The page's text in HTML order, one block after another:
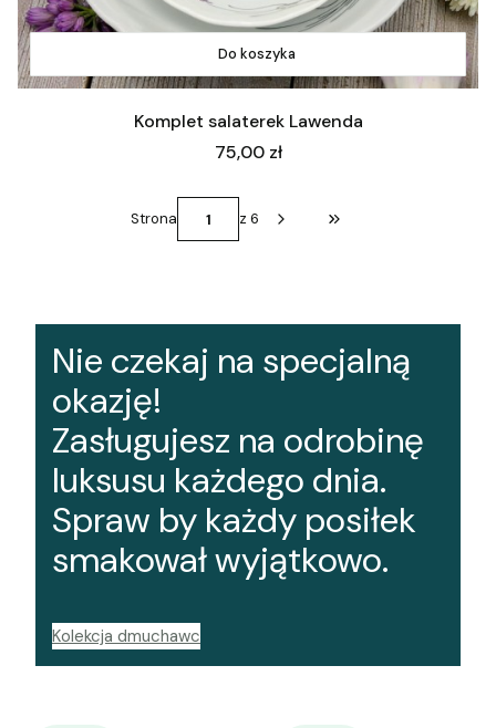
Do koszyka
Komplet salaterek Lawenda
Cena
75,00 zł
Strona z 6 Przejdź do ostatniej
Nie czekaj na specjalną
okazję!
Zasługujesz na odrobinę
luksusu każdego dnia.
Spraw by każdy posiłek
smakował wyjątkowo.
Kolekcja dmuchawc